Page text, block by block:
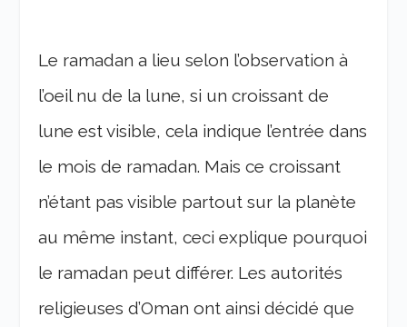
Le ramadan a lieu selon l’observation à
l’oeil nu de la lune, si un croissant de
lune est visible, cela indique l’entrée dans
le mois de ramadan. Mais ce croissant
n’étant pas visible partout sur la planète
au même instant, ceci explique pourquoi
le ramadan peut différer. Les autorités
religieuses d’Oman ont ainsi décidé que